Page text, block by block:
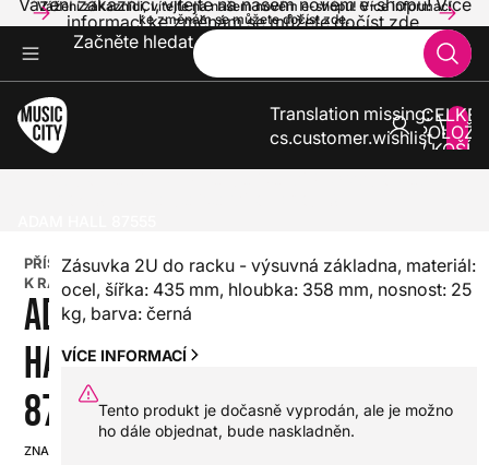
Vážení zákazníci, vítejte na našem novém e-shopu! Více informací
ke změnám se můžete dočíst zde.
Vážení zákazníci, vítejte na našem novém e-shopu! Více
informací ke změnám se můžete dočíst zde.
Začněte hledat
Translation missing:
cs.customer.wishlist
V
0
PŘÍSLUŠENSTVÍ
K RACKU 19"
ADAM
HALL
87555
ZNAČKA:
Zásuvka 2U do racku - výsuvná základna, materiál:
ocel, šířka: 435 mm, hloubka: 358 mm, nosnost: 25
kg, barva: černá
VÍCE INFORMACÍ
Tento produkt je dočasně vyprodán, ale je možno
ho dále objednat, bude naskladněn.